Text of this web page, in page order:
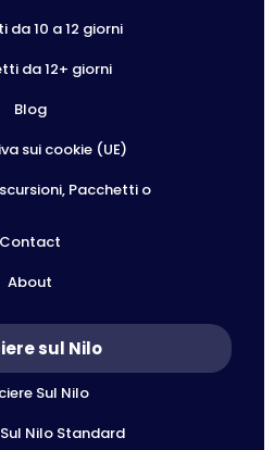
da 10 a 12 giorni
da 12+ giorni
Blog
sui cookie (UE)
Pacchetti o
Contact
About
sul Nilo
Sul Nilo
Nilo Standard